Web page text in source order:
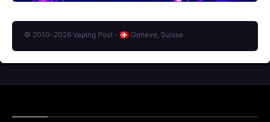
© 2010-2026 Vaping Post - Genève, Suisse